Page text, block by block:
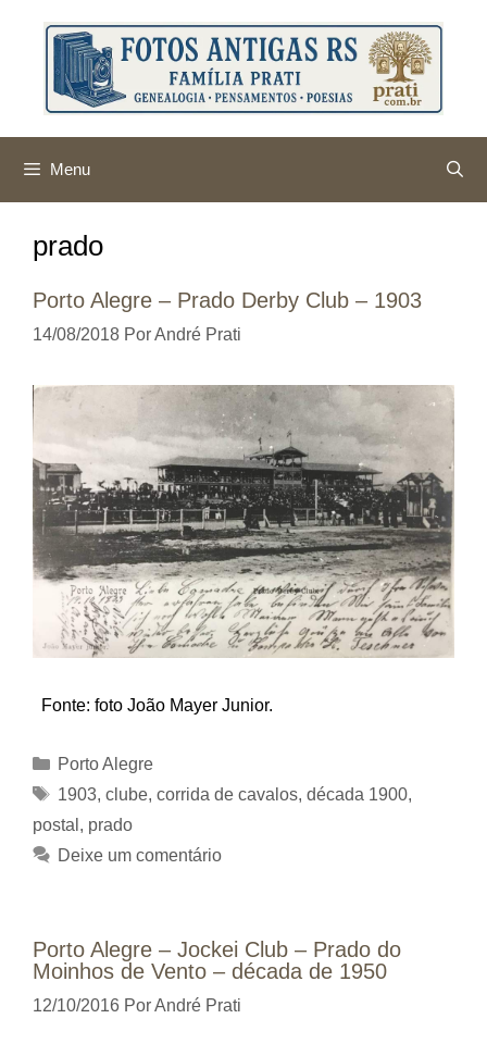
conteúdo
Menu
prado
Porto Alegre – Prado Derby Club – 1903
14/08/2018 PorAndré Prati
Fonte: foto João Mayer Junior.
Categorias
Porto Alegre
Tags
1903, clube, corrida de cavalos, década 1900,
postal , prado
Deixe um comentário
Porto Alegre – Jockei Club – Prado do
Moinhos de Vento – década de 1950
12/10/2016 PorAndré Prati